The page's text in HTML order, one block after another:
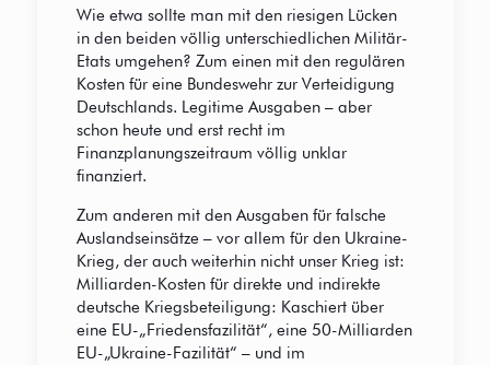
Wie etwa sollte man mit den riesigen Lücken
in den beiden völlig unterschiedlichen Militär-
Etats umgehen? Zum einen mit den regulären
Kosten für eine Bundeswehr zur Verteidigung
Deutschlands. Legitime Ausgaben – aber
schon heute und erst recht im
Finanzplanungszeitraum völlig unklar
finanziert.
Zum anderen mit den Ausgaben für falsche
Auslandseinsätze – vor allem für den Ukraine-
Krieg, der auch weiterhin nicht unser Krieg ist:
Milliarden-Kosten für direkte und indirekte
deutsche Kriegsbeteiligung: Kaschiert über
eine EU-„Friedensfazilität“, eine 50-Milliarden
EU-„Ukraine-Fazilität“ – und im